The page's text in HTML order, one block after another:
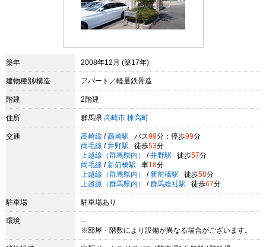
築年 2008年12月 (築17年)
建物種別/構造 アパート／軽量鉄骨造
階建 2階建
住所 群馬県 高崎市 棟高町
交通 高崎線 / 高崎駅 バス99分：停歩99分
両毛線 / 井野駅 徒歩53分
上越線（群馬県内）
/ 井野駅 徒歩57分
両毛線 / 新前橋駅 車18分
上越線（群馬県内）
/ 新前橋駅 徒歩58分
上越線（群馬県内）
/ 群馬総社駅 徒歩67分
駐車場 駐車場あり
環境
--
※部屋・階数により設備が異なる場合がございます。